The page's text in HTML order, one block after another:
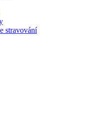
stravování